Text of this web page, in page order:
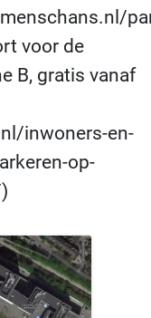
voor de
B, gratis vanaf
inwoners-en-
op-